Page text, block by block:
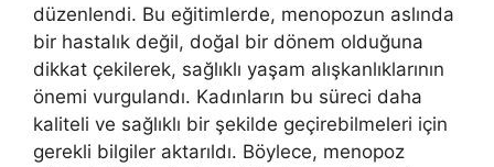
düzenlendi. Bu eğitimlerde, menopozun aslında
bir hastalık değil, doğal bir dönem olduğuna
dikkat çekilerek, sağlıklı yaşam alışkanlıklarının
önemi vurgulandı. Kadınların bu süreci daha
kaliteli ve sağlıklı bir şekilde geçirebilmeleri için
gerekli bilgiler aktarıldı. Böylece, menopoz